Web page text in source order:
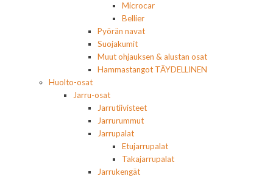
Microcar
Bellier
Pyörän navat
Suojakumit
Muut ohjauksen & alustan osat
Hammastangot TÄYDELLINEN
Huolto-osat
Jarru-osat
Jarrutiivisteet
Jarrurummut
Jarrupalat
Etujarrupalat
Takajarrupalat
Jarrukengät